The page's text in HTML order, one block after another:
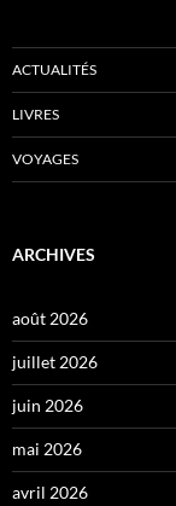
ACTUALITÉS
LIVRES
VOYAGES
ARCHIVES
août 2026
juillet 2026
juin 2026
mai 2026
avril 2026